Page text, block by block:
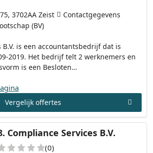
B.V. is een accountantsbedrijf dat is
2019. Het bedrijf telt 2 werknemers en
is een Besloten…
3702AA Zeist
Contactgegevens
(BV)
Vergelijk offertes
Compliance Services B.V.
(0)